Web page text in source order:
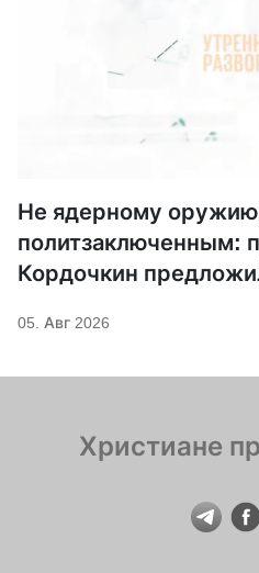
Не ядерному
политзаключенным:
Кордочкин
Саровского
05. Авг 2026
Христиане